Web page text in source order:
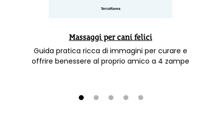
Massaggi per cani felici
Guida pratica ricca di immagini per curare e
offrire benessere al proprio amico a 4 zampe